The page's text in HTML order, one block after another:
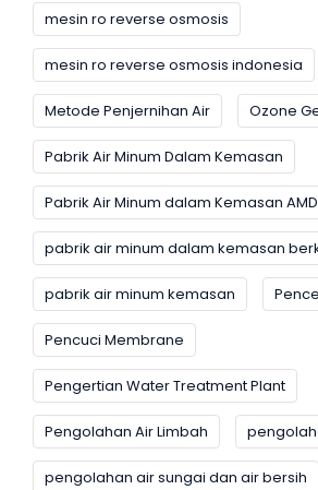
mesin ro reverse osmosis
mesin ro reverse osmosis indonesia
Metode Penjernihan Air Ozone
Pabrik Air Minum Dalam Kemasan
Pabrik Air Minum dalam Kemasan
pabrik air minum dalam kemasan
pabrik air minum kemasan
Pencuci Membrane
Pengertian Water Treatment Plant
Pengolahan Air Limbah
pengolahan air sungai dan air bersih